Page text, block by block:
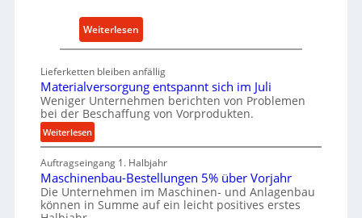
E
s
a
t
z
t
l
e
n
a
l
i
g
e
W
r
k
z
e
Weiterlesen
D
u
t
s
h
e
W
Lieferketten bleiben anfällig
Materialversorgung entspannt sich im Juli
Weniger Unternehmen berichten von Problemen
bei der Beschaffung von Vorprodukten.
Weiterlesen:
M
a
t
e
r
Auftragseingang 1. Halbjahr
Maschinenbau-Bestellungen 5% über Vorjahr
Die Unternehmen im Maschinen- und Anlagenbau
können in Summe auf ein leicht positives erstes